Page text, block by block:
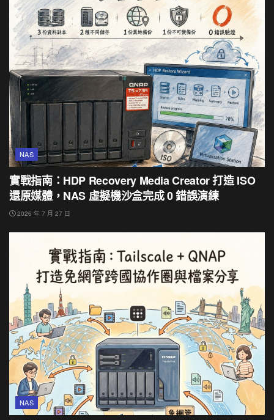
NAS
實戰指南：HDP Recovery Media Creator 打造 ISO
還原媒體，NAS 虛擬機沙盒完成 0 錯誤演練
2026 年 7 月 27 日
NAS